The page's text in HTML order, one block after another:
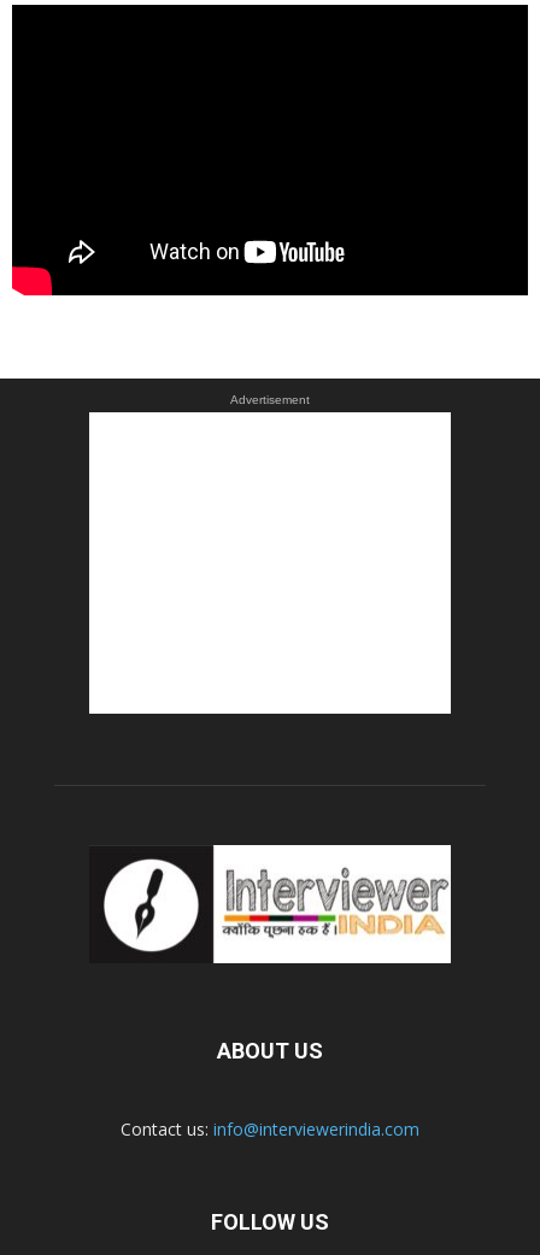
Advertisement
ABOUT US
Contact us: info@interviewerindia.com
FOLLOW US